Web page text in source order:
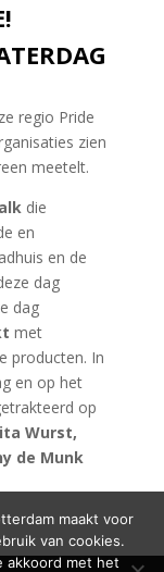
regio Pride
zien
meetelt.
die
en
en de
dag
dag
met
producten. In
en op het
op
Wurst,
de Munk
maakt voor
van cookies.
akkoord met het